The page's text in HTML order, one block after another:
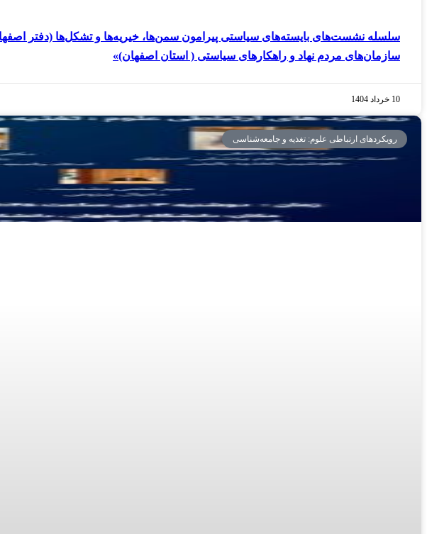
سلسله نشست‌های بایسته‌های سیاستی پیرامون سمن‌ها، خیریه‌ها و تشکل‌ها (دفتر
سازمان‌های مردم نهاد و راهکارهای سیاستی ( استان اصفهان)»
10 خرداد 1404
رویکردهای ارتباطی علوم: تغذیه و جامعه‌شناسی